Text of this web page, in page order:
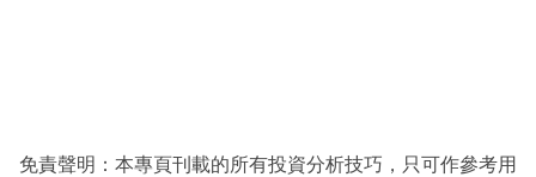
免責聲明：本專頁刊載的所有投資分析技巧，只可作參考用